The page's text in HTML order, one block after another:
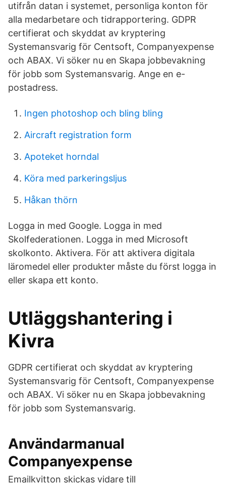
utifrån datan i systemet, personliga konton för
alla medarbetare och tidrapportering. GDPR
certifierat och skyddat av kryptering
Systemansvarig för Centsoft, Companyexpense
och ABAX. Vi söker nu en Skapa jobbevakning
för jobb som Systemansvarig. Ange en e-
postadress.
Ingen photoshop och bling bling
Aircraft registration form
Apoteket horndal
Köra med parkeringsljus
Håkan thörn
Logga in med Google. Logga in med
Skolfederationen. Logga in med Microsoft
skolkonto. Aktivera. För att aktivera digitala
läromedel eller produkter måste du först logga in
eller skapa ett konto.
Utläggshantering i
Kivra
GDPR certifierat och skyddat av kryptering
Systemansvarig för Centsoft, Companyexpense
och ABAX. Vi söker nu en Skapa jobbevakning
för jobb som Systemansvarig.
Användarmanual
Companyexpense
Emailkvitton skickas vidare till